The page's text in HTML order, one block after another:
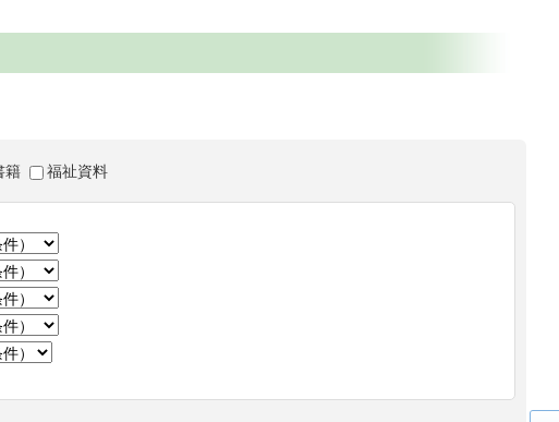
籍 福祉資料